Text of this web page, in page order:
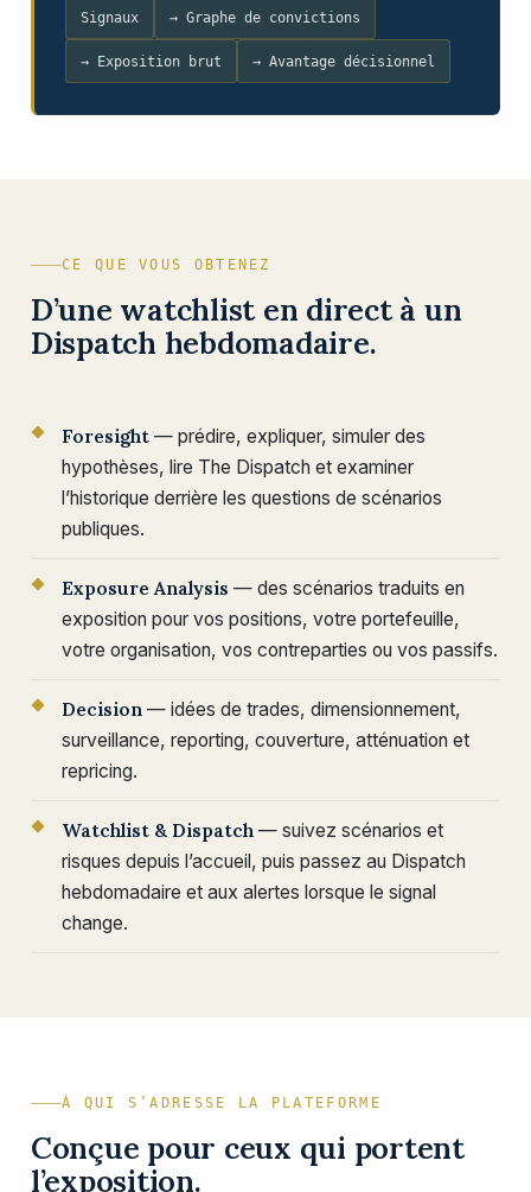
Signaux → Graphe de convictions
→ Exposition brut → Avantage décisionnel
CE QUE VOUS OBTENEZ
D’une watchlist en direct à un
Dispatch hebdomadaire.
Foresight — prédire, expliquer, simuler des
hypothèses, lire The Dispatch et examiner
l’historique derrière les questions de scénarios
publiques.
Exposure Analysis — des scénarios traduits en
exposition pour vos positions, votre portefeuille,
votre organisation, vos contreparties ou vos passifs.
Decision — idées de trades, dimensionnement,
surveillance, reporting, couverture, atténuation et
repricing.
Watchlist & Dispatch — suivez scénarios et
risques depuis l’accueil, puis passez au Dispatch
hebdomadaire et aux alertes lorsque le signal
change.
À QUI S’ADRESSE LA PLATEFORME
Conçue pour ceux qui portent
l’exposition.